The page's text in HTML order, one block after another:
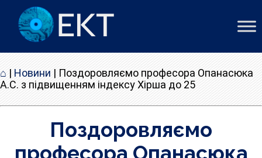
⌂ | Новини | Поздоровляємо професора Опанасюка
А.С. з підвищенням індексу Хірша до 25
Поздоровляємо
професора Опанасюка